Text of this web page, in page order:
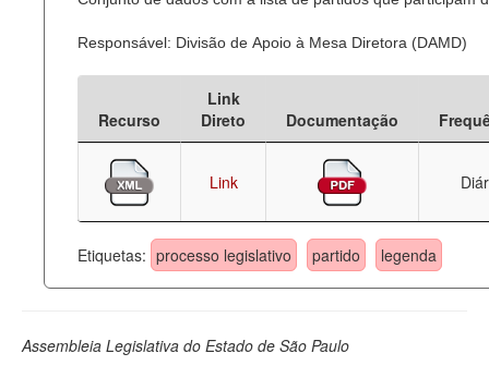
Processo Legislativo
Deputados Estaduais
Administração
Legislação
Perguntas frequentes
Responsável: Divisão de Apoio à Mesa Diretora (DAMD)
Recurso
Link
Direto
Documentação
Link
Etiquetas: processo legislativo partido legenda
Assembleia Legislativa do Estado de São Paulo